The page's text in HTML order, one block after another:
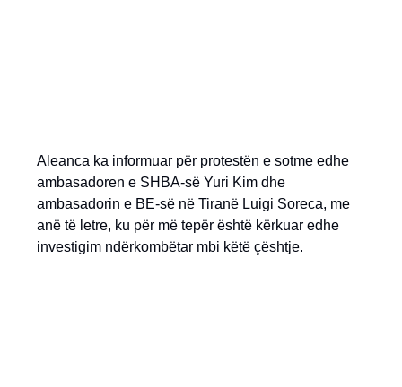
Aleanca ka informuar për protestën e sotme edhe
ambasadoren e SHBA-së Yuri Kim dhe
ambasadorin e BE-së në Tiranë Luigi Soreca, me
anë të letre, ku për më tepër është kërkuar edhe
investigim ndërkombëtar mbi këtë çështje.